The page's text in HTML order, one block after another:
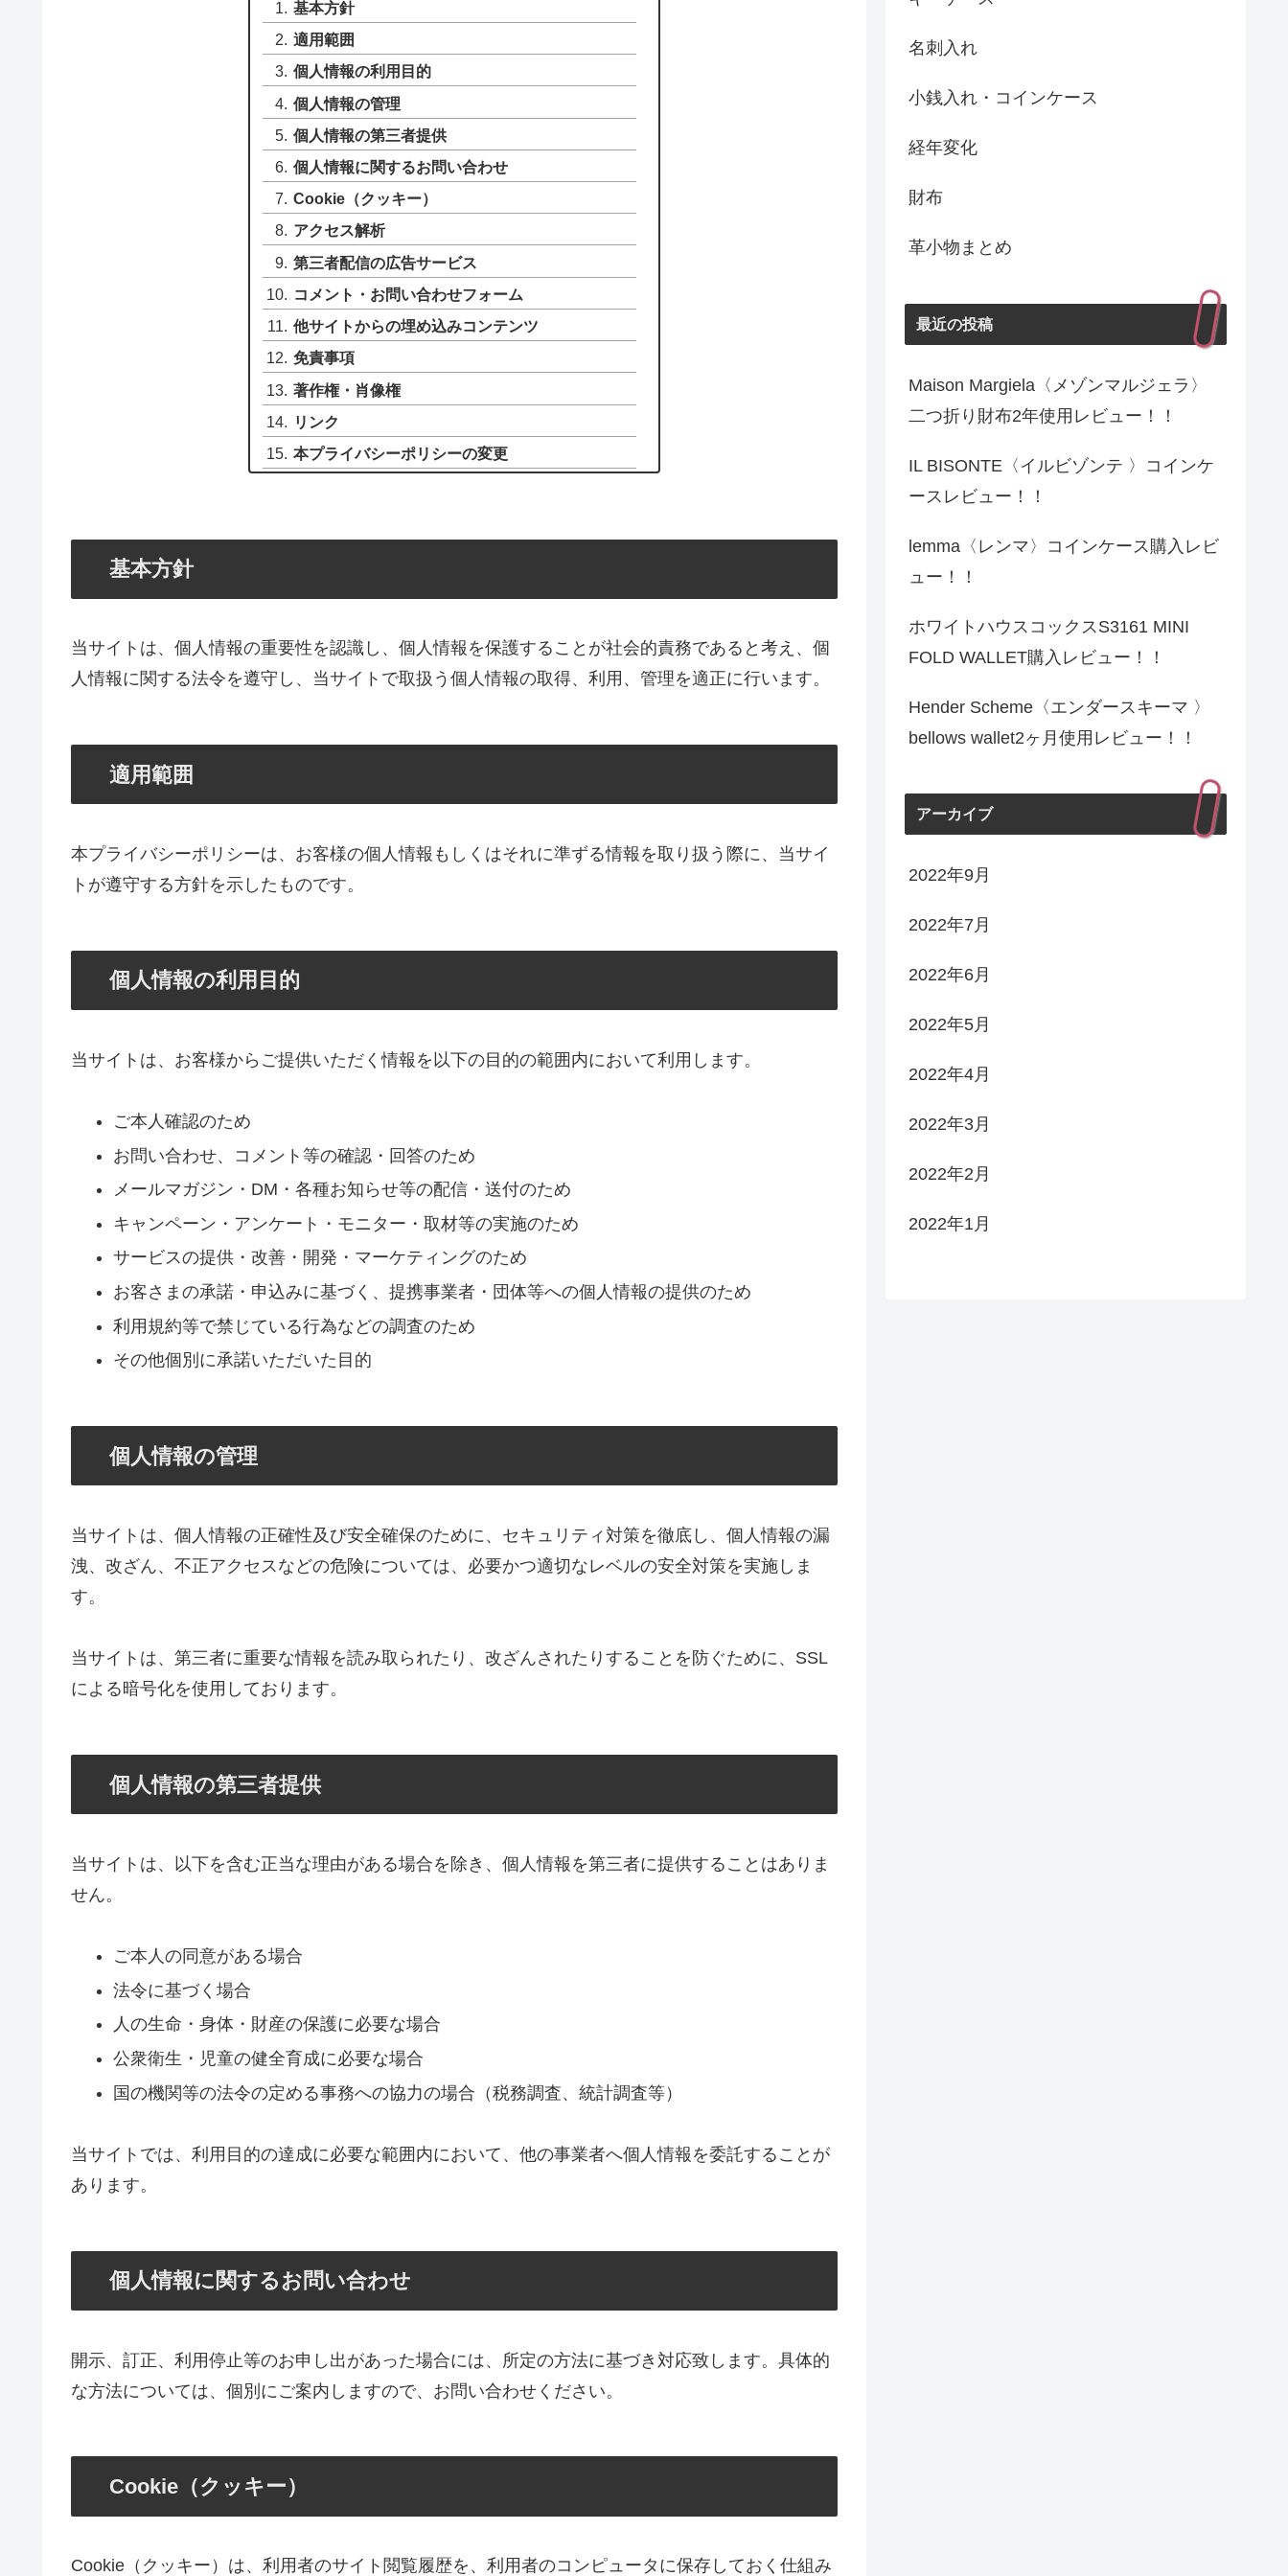
基本方針
適用範囲
個人情報の利用目的
個人情報の管理
個人情報の第三者提供
個人情報に関するお問い合わせ
Cookie（クッキー）
アクセス解析
第三者配信の広告サービス
コメント・お問い合わせフォーム
他サイトからの埋め込みコンテンツ
免責事項
著作権・肖像権
リンク
本プライバシーポリシーの変更
基本方針
当サイトは、個人情報の重要性を認識し、個人情報を保護することが社会的責務であると考え、個
人情報に関する法令を遵守し、当サイトで取扱う個人情報の取得、利用、管理を適正に行います。
適用範囲
本プライバシーポリシーは、お客様の個人情報もしくはそれに準ずる情報を取り扱う際に、当サイ
トが遵守する方針を示したものです。
個人情報の利用目的
当サイトは、お客様からご提供いただく情報を以下の目的の範囲内において利用します。
ご本人確認のため
お問い合わせ、コメント等の確認・回答のため
メールマガジン・DM・各種お知らせ等の配信・送付のため
キャンペーン・アンケート・モニター・取材等の実施のため
サービスの提供・改善・開発・マーケティングのため
お客さまの承諾・申込みに基づく、提携事業者・団体等への個人情報の提供のため
利用規約等で禁じている行為などの調査のため
その他個別に承諾いただいた目的
個人情報の管理
当サイトは、個人情報の正確性及び安全確保のために、セキュリティ対策を徹底し、個人情報の漏
洩、改ざん、不正アクセスなどの危険については、必要かつ適切なレベルの安全対策を実施しま
す。
当サイトは、第三者に重要な情報を読み取られたり、改ざんされたりすることを防ぐために、SSL
による暗号化を使用しております。
個人情報の第三者提供
当サイトは、以下を含む正当な理由がある場合を除き、個人情報を第三者に提供することはありま
せん。
ご本人の同意がある場合
法令に基づく場合
人の生命・身体・財産の保護に必要な場合
公衆衛生・児童の健全育成に必要な場合
国の機関等の法令の定める事務への協力の場合（税務調査、統計調査等）
当サイトでは、利用目的の達成に必要な範囲内において、他の事業者へ個人情報を委託することが
あります。
個人情報に関するお問い合わせ
開示、訂正、利用停止等のお申し出があった場合には、所定の方法に基づき対応致します。具体的
な方法については、個別にご案内しますので、お問い合わせください。
Cookie（クッキー）
Cookie（クッキー）は、利用者のサイト閲覧履歴を、利用者のコンピュータに保存しておく仕組み
名刺入れ
小銭入れ・コインケース
経年変化
財布
革小物まとめ
最近の投稿
Maison Margiela〈メゾンマルジェラ〉
二つ折り財布2年使用レビュー！！
IL BISONTE〈イルビゾンテ 〉コインケ
ースレビュー！！
lemma〈レンマ〉コインケース購入レビ
ュー！！
ホワイトハウスコックスS3161 MINI
FOLD WALLET購入レビュー！！
Hender Scheme〈エンダースキーマ 〉
bellows wallet2ヶ月使用レビュー！！
アーカイブ
2022年9月
2022年7月
2022年6月
2022年5月
2022年4月
2022年3月
2022年2月
2022年1月